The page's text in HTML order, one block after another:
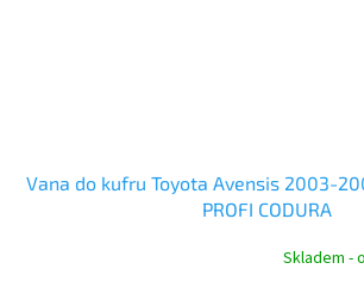
Vana do kufru Toyota Avensis 2003-
PROFI CODURA
Skladem -